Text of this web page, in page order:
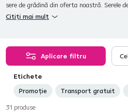
sere de grădină din oferta noastră. Serele
policarbonat sunt întărite cu o construcţie
varianta de sticlă. În oferta noastră veţi
Citiți mai mult
Aplicare filtru
Etichete
Promoție
Transport gratuit
31 produse